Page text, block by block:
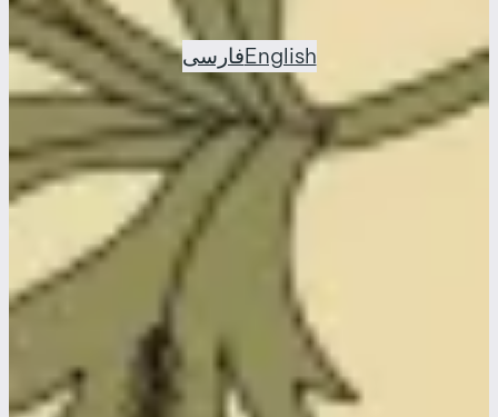
Englishفارسی